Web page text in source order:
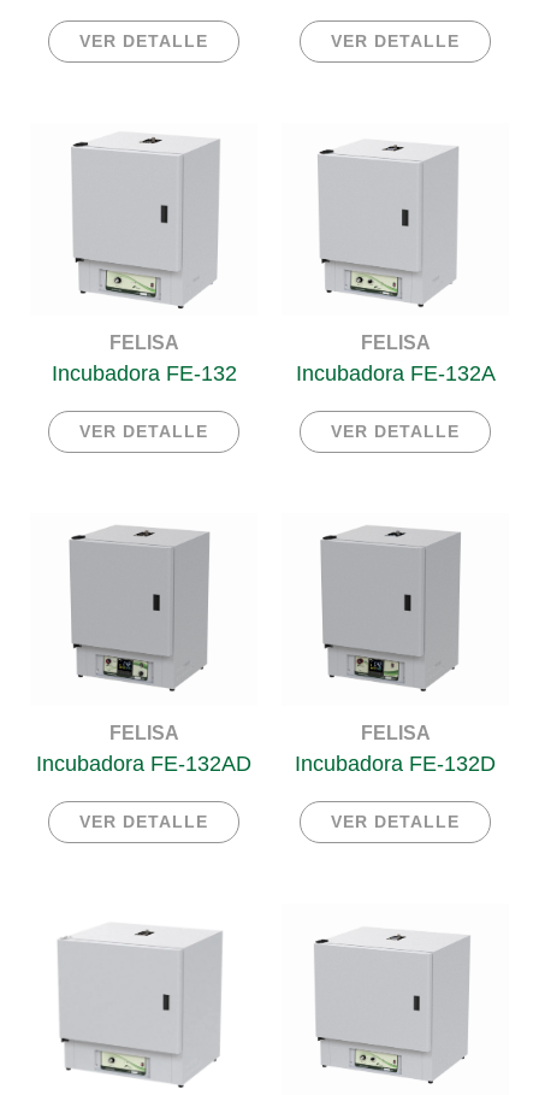
VER DETALLE VER DETALLE
FELISA
Incubadora FE-132
VER DETALLE
FELISA
Incubadora FE-132A
VER DETALLE
FELISA
Incubadora FE-132AD
VER DETALLE
FELISA
Incubadora FE-132D
VER DETALLE